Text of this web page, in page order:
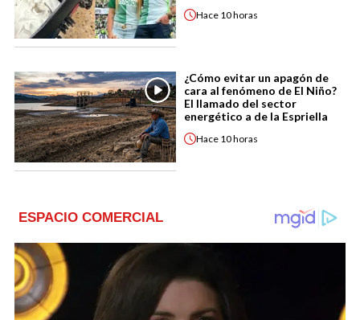
Hace 10 horas
¿Cómo evitar un apagón de
cara al fenómeno de El Niño?
El llamado del sector
energético a de la Espriella
Hace 10 horas